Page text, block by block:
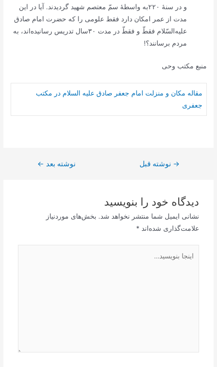
و در سنۀ ٢٢٠به‌ واسطۀ سمّ معتصم‌ شهید گردیدند. آیا در این‌
مدت‌ از عمر امکان‌ دارد فقط‌ علومی‌ را که‌ حضرت‌ امام‌ صادق‌
علیه‌السّلام فقطّ و فقطّ در مدت‌ ٣٠سال‌ تدریس‌ رسانیده‌اند، به‌
مردم‌ برسانند؟!
منبع مکتب وحی
مقاله مکان و منزلت امام جعفر صادق علیه السلام در مکتب
جعفری
راهبری
→ نوشته قبل نوشته بعد ←
دیدگاه‌ خود را بنویسید
نشانی ایمیل شما منتشر نخواهد شد. بخش‌های موردنیاز
علامت‌گذاری شده‌اند *
بنویسید…